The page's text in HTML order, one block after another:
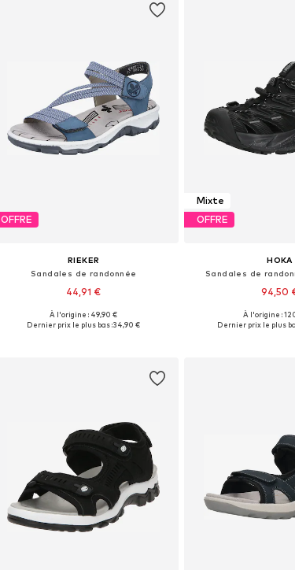
OFFRE
RIEKER
Sandales de randonnée
44,91 €
Tailles disponibles: 37, 39, 40
À l'origine : 49,90 €
Dernier prix le plus bas :34,90 €
Mixte
OFFRE
HOKA
Sandales de
94,50
Disponible en
À l'origine :
Dernier prix le plus